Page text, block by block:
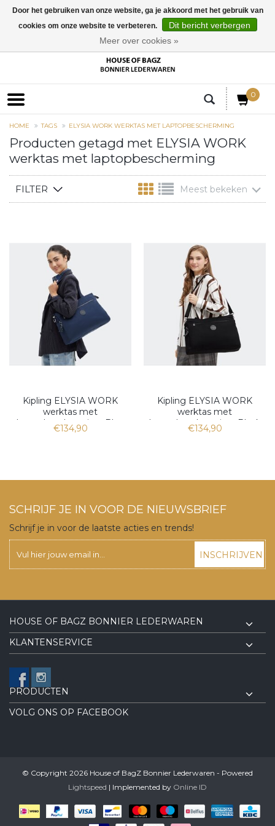
0
HOME TAGS ELYSIA WORK WERKTAS MET LAPTOPBESCHERMING
Producten getagd met ELYSIA WORK
werktas met laptopbescherming
FILTER Meest bekeken
Kipling ELYSIA WORK
werktas met
laptopbescherming, Blue
€134,90
Kipling ELYSIA WORK
werktas met
laptopbescherming, Black
€134,90
SCHRIJF JE IN VOOR DE NIEUWSBRIEF
Schrijf je in voor de laatste acties en trends!
INSCHRIJVEN
HOUSE OF BAGZ BONNIER LEDERWAREN
KLANTENSERVICE
PRODUCTEN
VOLG ONS OP FACEBOOK
© Copyright 2026 House of BagZ Bonnier Lederwaren - Powered
Lightspeed | Implemented by Online ID
Door het gebruiken van onze website, ga je akkoord met het gebruik van
cookies om onze website te verbeteren.
Dit bericht verbergen
Meer over cookies »